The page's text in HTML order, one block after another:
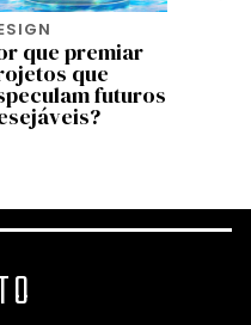
que premiar
que
futuros